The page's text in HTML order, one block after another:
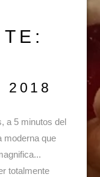
2018
a 5 minutos del
moderna que
totalmente